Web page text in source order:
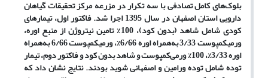
بلوک‌های کامل تصادفی با سه تکرار در مزرعه مرکز تحقیقات گیاهان
دارویی استان اصفهان در سال 1395 اجرا شد. فاکتور اول، تیمارهای
کودی شامل شاهد (بدون کود)، 100% تامین نیتروژن از منبع اوره،
ورمی­کمپوست 3/33 به‌همراه اوره 6/66%، ورمی­کمپوست 6/66 به‌همراه
اوره 3/33%، 100% ورمی‌کمپوست و شاهد بدون کود و فاکتور دوم، تیمار
توده شامل توده ورامین واصفهانی شوید بودند. نتایج نشان داد که